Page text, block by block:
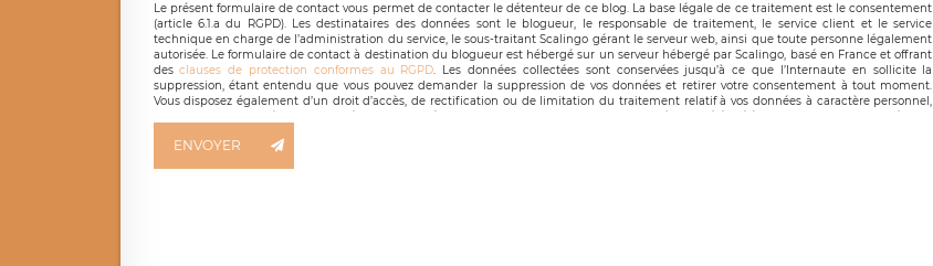
Le présent formulaire de contact vous permet de contacter le détenteur de ce blog. La base légale de ce traitement est le consentement
(article 6.1.a du RGPD). Les destinataires des données sont le blogueur, le responsable de traitement, le service client et le service
technique en charge de l’administration du service, le sous-traitant Scalingo gérant le serveur web, ainsi que toute personne légalement
autorisée. Le formulaire de contact à destination du blogueur est hébergé sur un serveur hébergé par Scalingo, basé en France et offrant
desclauses de protection conformes au RGPD. Les données collectées sont conservées jusqu’à ce que l’Internaute en sollicite la
suppression, étant entendu que vous pouvez demander la suppression de vos données et retirer votre consentement à tout moment.
Vous disposez également d’un droit d’accès, de rectification ou de limitation du traitement relatif à vos données à caractère personnel,
responsable de traitement est la société LÉGAVOX, sis 9 rue Léopold Sédar Senghor, joignable à l’adresse mail :
ENVOYER